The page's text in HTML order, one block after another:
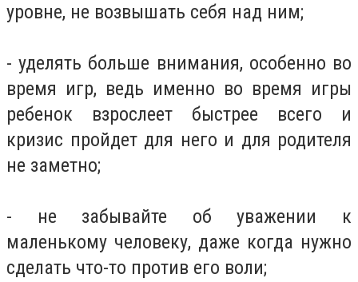
уровне, не возвышать себя над ним;
- уделять больше внимания, особенно во
время игр, ведь именно во время игры
ребенок взрослеет быстрее всего и
кризис пройдет для него и для родителя
не заметно;
- не забывайте об уважении к
маленькому человеку, даже когда нужно
сделать что-то против его воли;